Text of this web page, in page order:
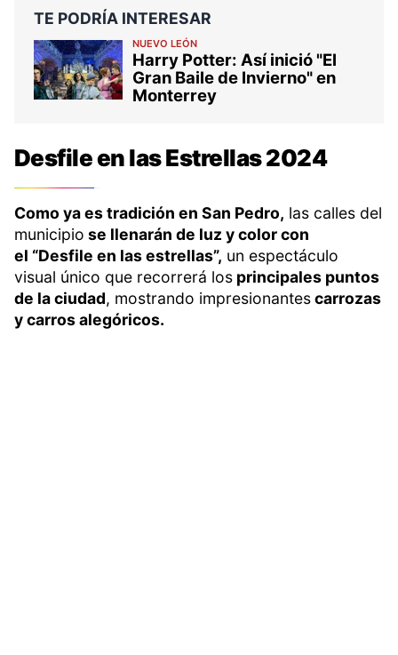
TE PODRÍA INTERESAR
NUEVO LEÓN
Harry Potter: Así inició "El
Gran Baile de Invierno" en
Monterrey
Desfile en las Estrellas 2024
Como ya es tradición en San Pedro, las calles del
municipio se llenarán de luz y color con
el “Desfile en las estrellas”, un espectáculo
visual único que recorrerá los principales puntos
de la ciudad, mostrando impresionantescarrozas
y carros alegóricos.